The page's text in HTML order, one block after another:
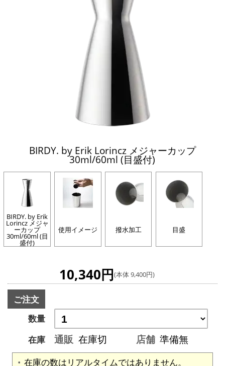
BIRDY. by Erik Lorincz メジャーカップ
30ml/60ml (目盛付)
BIRDY. by Erik
Lorincz メジャ
ーカップ
30ml/60ml (目
盛付)
使用イメージ 撥水加工 目盛
10,340円(本体 9,400円)
ご注文
数量
在庫
通販 在庫切 店舗 準備無
在庫の数はリアルタイムではありません。